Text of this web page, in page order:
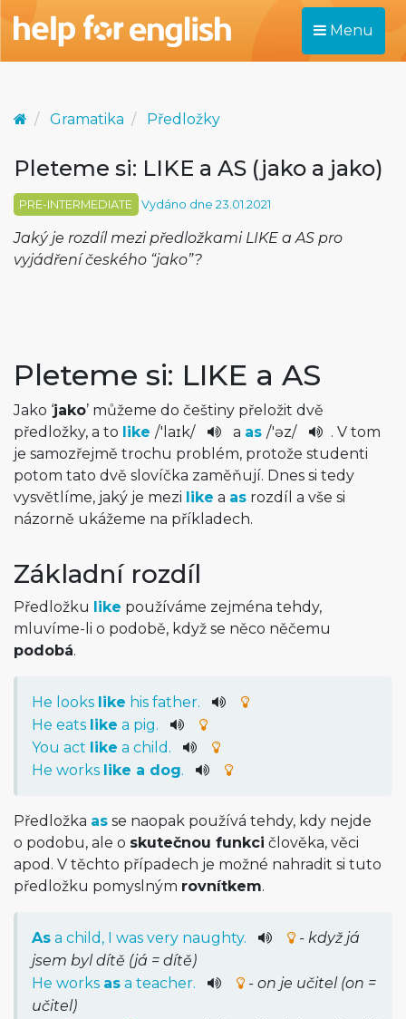
Menu
Gramatika Předložky
Pleteme si: LIKE a AS (jako a jako)
PRE-INTERMEDIATE Vydáno dne 23.01.2021
Jaký je rozdíl mezi předložkami LIKE a AS pro
vyjádření českého “jako”?
Pleteme si: LIKE a AS
Jako ‘jako’ můžeme do češtiny přeložit dvě
předložky, a to like /'laɪk/ a as /'əz/
. V tom
je samozřejmě trochu problém, protože studenti
potom tato dvě slovíčka zaměňují. Dnes si tedy
vysvětlíme, jaký je mezi like a as rozdíl a vše si
názorně ukážeme na příkladech.
Základní rozdíl
Předložku like používáme zejména tehdy,
mluvíme-li o podobě, když se něco něčemu
podobá.
He looks like his father.
He eats like a pig.
You act like a child .
He works like a dog.
Předložka as se naopak používá tehdy, kdy nejde
o podobu, ale o skutečnou funkci člověka, věci
apod. V těchto případech je možné nahradit si tuto
předložku pomyslným rovnítkem.
As a child , I was very naughty.
- když já
jsem byl dítě (já = dítě)
He works as a teacher.
- on je učitel (on =
učitel)